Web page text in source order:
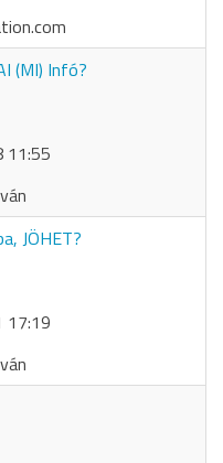
(MI) Infó?
11:55
JÖHET?
17:19